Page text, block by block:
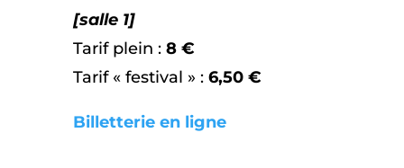
[salle 1]
Tarif plein : 8 €
Tarif « festival » : 6,50 €
Billetterie en ligne